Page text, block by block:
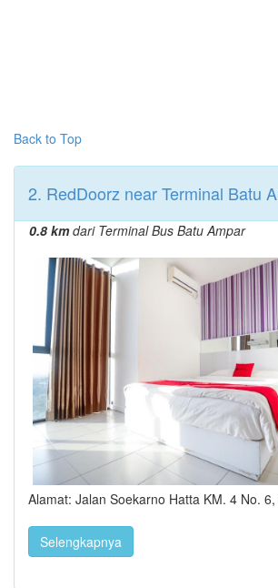
Back to Top
2. RedDoorz near Terminal Batu
0.8 kmdari Terminal Bus Batu Ampar
Alamat: Jalan Soekarno Hatta KM. 4 No.
Selengkapnya